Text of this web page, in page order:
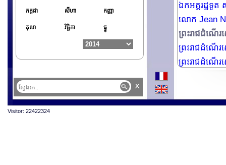
កក្កដា សីហា កញ្ញា
តុលា វិច្ឆិកា ធ្នូ
ឯកអគ្គរដ្ឋទូត
លោក Jean
ព្រះរាជដំណើរ
ព្រះរាជដំណើរ
ព្រះរាជដំណើរ
x
Visitor: 22422324